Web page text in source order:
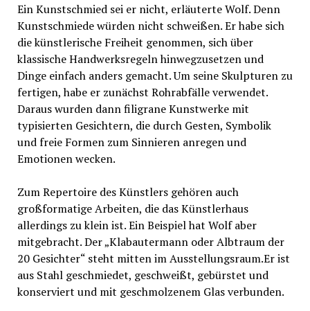
Ein Kunstschmied sei er nicht, erläuterte Wolf. Denn
Kunstschmiede würden nicht schweißen. Er habe sich
die künstlerische Freiheit genommen, sich über
klassische Handwerksregeln hinwegzusetzen und
Dinge einfach anders gemacht. Um seine Skulpturen zu
fertigen, habe er zunächst Rohrabfälle verwendet.
Daraus wurden dann filigrane Kunstwerke mit
typisierten Gesichtern, die durch Gesten, Symbolik
und freie Formen zum Sinnieren anregen und
Emotionen wecken.
Zum Repertoire des Künstlers gehören auch
großformatige Arbeiten, die das Künstlerhaus
allerdings zu klein ist. Ein Beispiel hat Wolf aber
mitgebracht. Der „Klabautermann oder Albtraum der
20 Gesichter“ steht mitten im Ausstellungsraum.Er ist
aus Stahl geschmiedet, geschweißt, gebürstet und
konserviert und mit geschmolzenem Glas verbunden.